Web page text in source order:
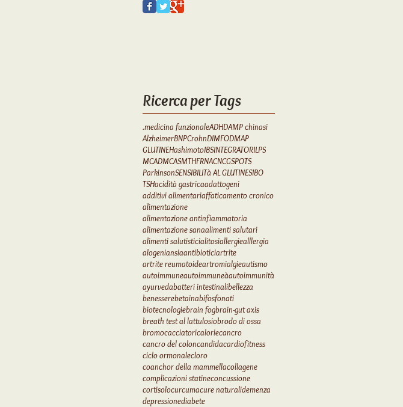
Ricerca per Tags
.medicina funzionaleADHDAMP chinasi
AlzheimerBNPCrohnDIMFODMAP
GLUTINEHashimotoIBSINTEGRATORILPS
MCADMCASMTHFRNACNCGSPOTS
ParkinsonSENSIBILITà AL GLUTINESIBO
TSHacidità gastricaadattogeni
additivi alimentariaffaticamento cronico
alimentazione
alimentazione antinfiammatoria
alimentazione sanaalimenti salutari
alimenti salutisticialitosiallergiealllergia
alogeniansiaantibioticiartrite
artrite reumatoideartromialgieautismo
autoimmuneautoimmuneàautoimmunità
ayurvedabatteri intestinalibellezza
benesserebetainabifosfonati
biotecnologiebrain fogbrain-gut axis
breath test al lattulosiobrodo di ossa
bromocacciatoricaloriecancro
cancro del coloncandidacardiofitness
ciclo ormonalecloro
coanchor della mammellacollagene
complicazioni statineconcussione
cortisolocurcumacure naturalidemenza
depressionediabete